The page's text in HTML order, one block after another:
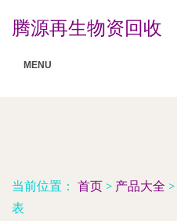
腾源再生物资回收
MENU
当前位置： 首页 > 产品大全 >
表